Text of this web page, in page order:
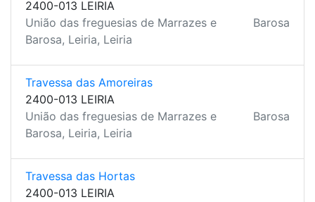
2400-013 LEIRIA
União das freguesias de Marrazes e
Barosa, Leiria, Leiria
Barosa
Travessa das Amoreiras
2400-013 LEIRIA
União das freguesias de Marrazes e
Barosa, Leiria, Leiria
Barosa
Travessa das Hortas
2400-013 LEIRIA